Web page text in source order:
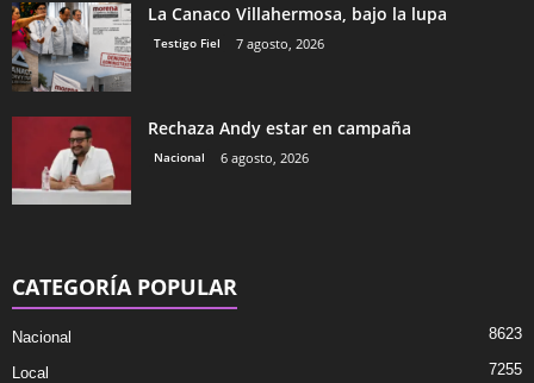
La Canaco Villahermosa, bajo la lupa
Testigo Fiel 7 agosto, 2026
Rechaza Andy estar en campaña
Nacional 6 agosto, 2026
CATEGORÍA POPULAR
Nacional 8623
Local 7255